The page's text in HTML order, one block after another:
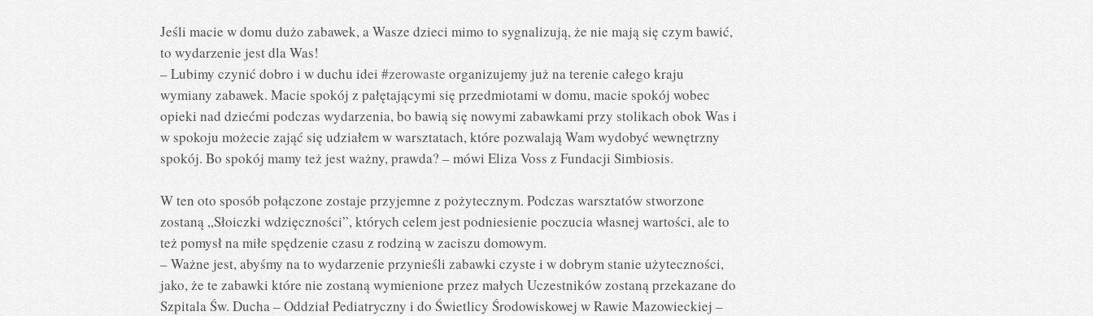
Jeśli macie w domu dużo zabawek, a Wasze dzieci mimo to sygnalizują, że nie mają się czym bawić,
to wydarzenie jest dla Was!
– Lubimy czynić dobro i w duchu idei #zerowaste organizujemy już na terenie całego kraju
wymiany zabawek. Macie spokój z pałętającymi się przedmiotami w domu, macie spokój wobec
opieki nad dziećmi podczas wydarzenia, bo bawią się nowymi zabawkami przy stolikach obok Was i
w spokoju możecie zająć się udziałem w warsztatach, które pozwalają Wam wydobyć wewnętrzny
spokój. Bo spokój mamy też jest ważny, prawda? – mówi Eliza Voss z Fundacji Simbiosis.
W ten oto sposób połączone zostaje przyjemne z pożytecznym. Podczas warsztatów stworzone
zostaną „Słoiczki wdzięczności”, których celem jest podniesienie poczucia własnej wartości, ale to
też pomysł na miłe spędzenie czasu z rodziną w zaciszu domowym.
– Ważne jest, abyśmy na to wydarzenie przynieśli zabawki czyste i w dobrym stanie użyteczności,
jako, że te zabawki które nie zostaną wymienione przez małych Uczestników zostaną przekazane do
Szpitala Św. Ducha – Oddział Pediatryczny i do Świetlicy Środowiskowej w Rawie Mazowieckiej –